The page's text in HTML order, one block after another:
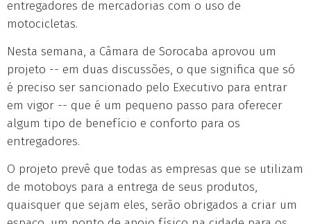
entregadores de mercadorias com o uso de
motocicletas.
Nesta semana, a Câmara de Sorocaba aprovou um
projeto -- em duas discussões, o que significa que só
é preciso ser sancionado pelo Executivo para entrar
em vigor -- que é um pequeno passo para oferecer
algum tipo de benefício e conforto para os
entregadores.
O projeto prevê que todas as empresas que se utilizam
de motoboys para a entrega de seus produtos,
quaisquer que sejam eles, serão obrigados a criar um